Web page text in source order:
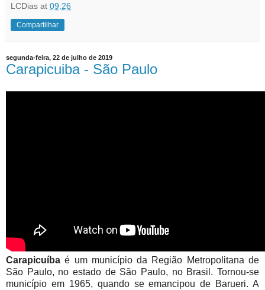
LCDias at 09:26
Compartilhar
segunda-feira, 22 de julho de 2019
Carapicuiba - São Paulo
Carapicuíba é um município da Região Metropolitana de
São Paulo, no estado de São Paulo, no Brasil. Tornou-se
município em 1965, quando se emancipou de Barueri. A